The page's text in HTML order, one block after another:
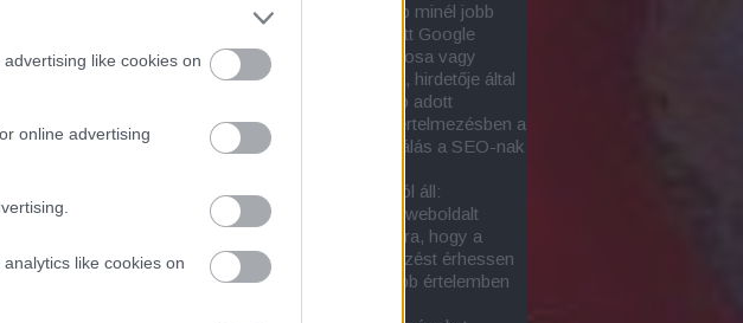
like cookies on
online advertising
like cookies on
célozza, hogy egy adott honlap minél jobb
a nem-fizetett Google
találatok közta honlap tulajdonosa vagy
üzemeltetője, netán szponzora, hirdetője által
fontosnak tartott egy vagy több adott
keresőkifejezéssel. Ebben az értelmezésben a
szinonimája a
honlapoptimalizálás a SEO-nak
A SEO-tevékenység két részból áll:
a belső SEO-val a kiválasztott weboldalt
tesszük minél alkalmasabbá arra, hogy a
megadott keresésekre jó helyezést érhessen
el (voltaképp ez lenne a szűkebb értelemben